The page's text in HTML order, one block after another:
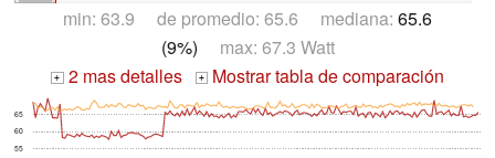
min: 63.9 de promedio: 65.6 mediana: 65.6
(9%) max: 67.3 Watt
+ 2 mas detalles + Mostrar tabla de comparación
55
60
65